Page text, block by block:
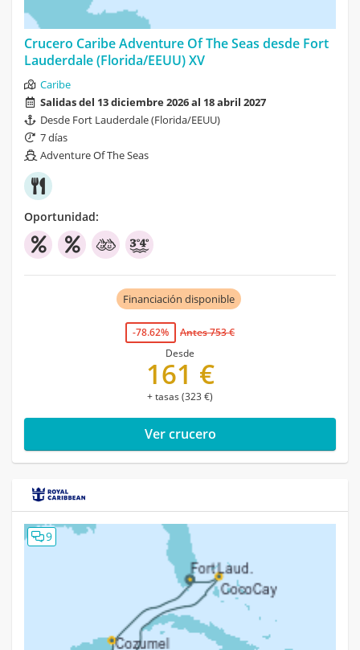
Crucero Caribe Adventure Of The Seas desde Fort
Lauderdale (Florida/EEUU) XV
Caribe
Salidas del 13 diciembre 2026 al 18 abril 2027
Desde Fort Lauderdale (Florida/EEUU)
7 días
Adventure Of The Seas
Oportunidad:
Financiación disponible
-78.62%
Antes 753 €
Desde
161 €
+ tasas (323 €)
Ver crucero
9